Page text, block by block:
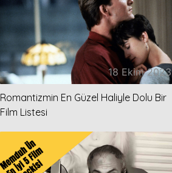
18 Ekim 2023
Romantizmin En Güzel Haliyle Dolu Bir
Film Listesi